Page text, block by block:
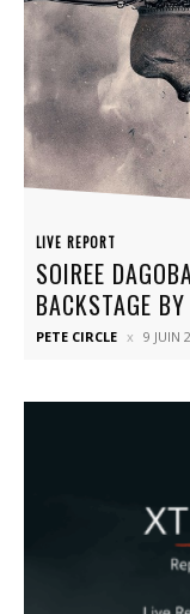
LIVE REPORT
SOIREE
BACKSTAGE
PETE CIRCLE 9 JUIN